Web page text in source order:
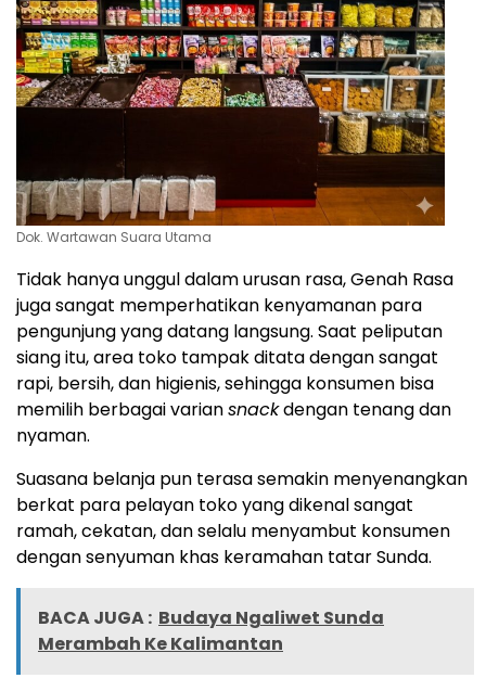
Dok. Wartawan Suara Utama
Tidak hanya unggul dalam urusan rasa, Genah Rasa
juga sangat memperhatikan kenyamanan para
pengunjung yang datang langsung. Saat peliputan
siang itu, area toko tampak ditata dengan sangat
rapi, bersih, dan higienis, sehingga konsumen bisa
memilih berbagai variansnackdengan tenang dan
nyaman.
Suasana belanja pun terasa semakin menyenangkan
berkat para pelayan toko yang dikenal sangat
ramah, cekatan, dan selalu menyambut konsumen
dengan senyuman khas keramahan tatar Sunda.
BACA JUGA : Budaya Ngaliwet Sunda
Merambah Ke Kalimantan